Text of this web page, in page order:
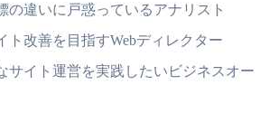
の違いに戸惑っているアナリスト
ト改善を目指すWebディレクター
サイト運営を実践したいビジネスオー